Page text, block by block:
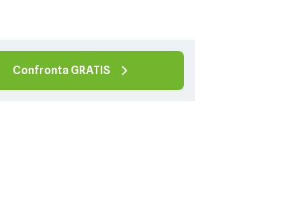
Confronta GRATIS